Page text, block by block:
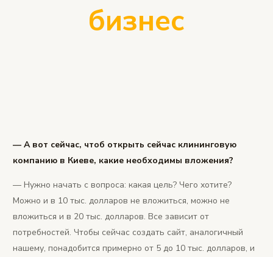
бизнес
— А вот сейчас, чтоб открыть сейчас клининговую
компанию в Киеве, какие необходимы вложения?
— Нужно начать с вопроса: какая цель? Чего хотите?
Можно и в 10 тыс. долларов не вложиться, можно не
вложиться и в 20 тыс. долларов. Все зависит от
потребностей. Чтобы сейчас создать сайт, аналогичный
нашему, понадобится примерно от 5 до 10 тыс. долларов, и